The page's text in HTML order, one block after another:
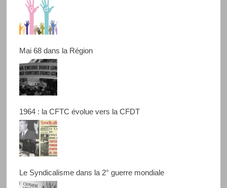
Mai 68 dans la Région
1964 : la CFTC évolue vers la CFDT
Le Syndicalisme dans la 2° guerre mondiale